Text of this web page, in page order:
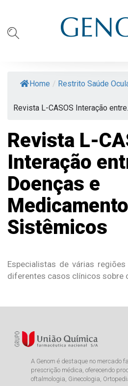
Home / Restrito Saúde
Revista L-CASOS Interação
Revista L-
Interação
Doenças e
Sistêmicos
Especialistas de várias
diferentes casos clínicos sobre
A Genom é destaque no mercado
prescrição médica, oferecendo
oftalmologia, Ginecologia,